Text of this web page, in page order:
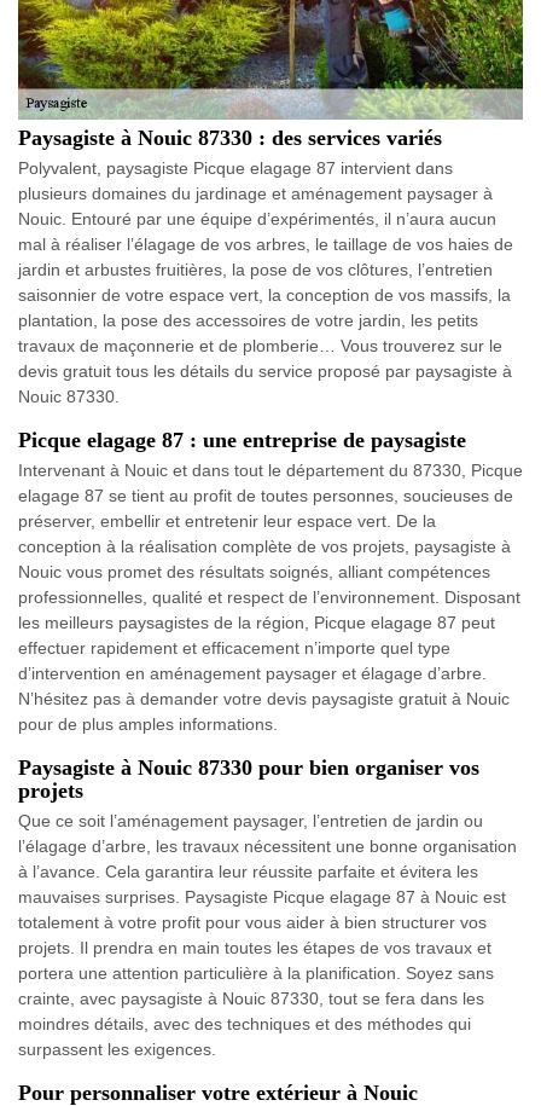
Paysagiste à Nouic 87330 : des services variés
Polyvalent, paysagiste Picque elagage 87 intervient dans
plusieurs domaines du jardinage et aménagement paysager à
Nouic. Entouré par une équipe d’expérimentés, il n’aura aucun
mal à réaliser l’élagage de vos arbres, le taillage de vos haies de
jardin et arbustes fruitières, la pose de vos clôtures, l’entretien
saisonnier de votre espace vert, la conception de vos massifs, la
plantation, la pose des accessoires de votre jardin, les petits
travaux de maçonnerie et de plomberie… Vous trouverez sur le
devis gratuit tous les détails du service proposé par paysagiste à
Nouic 87330.
Picque elagage 87 : une entreprise de paysagiste
Intervenant à Nouic et dans tout le département du 87330, Picque
elagage 87 se tient au profit de toutes personnes, soucieuses de
préserver, embellir et entretenir leur espace vert. De la
conception à la réalisation complète de vos projets, paysagiste à
Nouic vous promet des résultats soignés, alliant compétences
professionnelles, qualité et respect de l’environnement. Disposant
les meilleurs paysagistes de la région, Picque elagage 87 peut
effectuer rapidement et efficacement n’importe quel type
d’intervention en aménagement paysager et élagage d’arbre.
N’hésitez pas à demander votre devis paysagiste gratuit à Nouic
pour de plus amples informations.
Paysagiste à Nouic 87330 pour bien organiser vos
projets
Que ce soit l’aménagement paysager, l’entretien de jardin ou
l’élagage d’arbre, les travaux nécessitent une bonne organisation
à l’avance. Cela garantira leur réussite parfaite et évitera les
mauvaises surprises. Paysagiste Picque elagage 87 à Nouic est
totalement à votre profit pour vous aider à bien structurer vos
projets. Il prendra en main toutes les étapes de vos travaux et
portera une attention particulière à la planification. Soyez sans
crainte, avec paysagiste à Nouic 87330, tout se fera dans les
moindres détails, avec des techniques et des méthodes qui
surpassent les exigences.
Pour personnaliser votre extérieur à Nouic